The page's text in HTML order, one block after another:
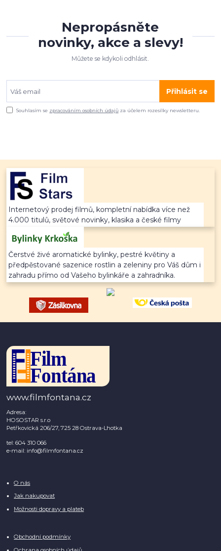
Nepropásněte
novinky, akce a slevy!
Můžete se kdykoli odhlásit.
Přihlásit se
Souhlasím se zpracováním osobních údajů za účelem rozesílky newsletteru.
Internetový prodej filmů, kompletní nabídka více než
4.000 titulů, světové novinky, klasika a české filmy
Čerstvé živé aromatické bylinky, pestré květiny a
předpěstované sazenice rostlin a zeleniny pro Váš dům i
zahradu přímo od Vašeho bylinkáře a zahradníka.
www.filmfontana.cz
Adresa:
HOSOSTAR s.r.o
Petřkovická 206/27, 725 28 Ostrava-Lhotka
tel: 604 310 066
e-mail: info@filmfontana.cz
O nás
Jak nakupovat
Možnosti dopravy a plateb
Obchodní podmínky